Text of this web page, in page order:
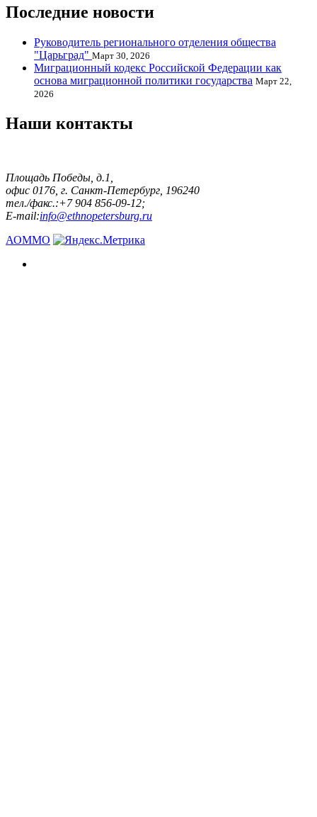
Последние новости
Руководитель регионального отделения общества
"Царьград" Март 30, 2026
Миграционный кодекс Российской Федерации как
основа миграционной политики государства Март 22,
2026
Наши контакты
Площадь Победы, д.1,
офис 0176, г. Санкт-Петербург, 196240
тел./факс.:+7 904 856-09-12;
E-mail:info@ethnopetersburg.ru
АОММО